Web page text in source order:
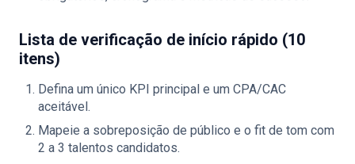
Lista de verificação de início rápido (10
itens)
Defina um único KPI principal e um CPA/CAC
aceitável.
Mapeie a sobreposição de público e o fit de tom com
2 a 3 talentos candidatos.